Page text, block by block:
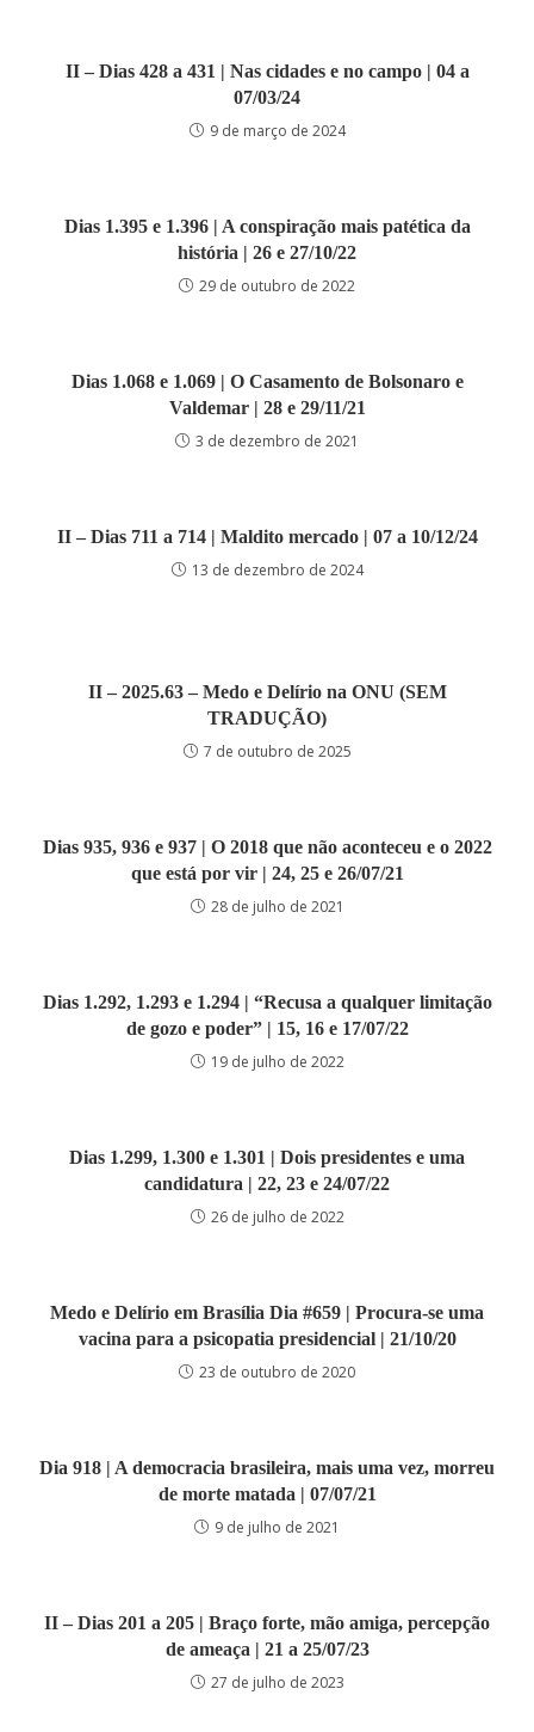
II – Dias 428 a 431 | Nas cidades e no campo | 04 a
07/03/24
9 de março de 2024
Dias 1.395 e 1.396 | A conspiração mais patética da
história | 26 e 27/10/22
29 de outubro de 2022
Dias 1.068 e 1.069 | O Casamento de Bolsonaro e
Valdemar | 28 e 29/11/21
3 de dezembro de 2021
II – Dias 711 a 714 | Maldito mercado | 07 a 10/12/24
13 de dezembro de 2024
II – 2025.63 – Medo e Delírio na ONU (SEM
TRADUÇÃO)
7 de outubro de 2025
Dias 935, 936 e 937 | O 2018 que não aconteceu e o 2022
que está por vir | 24, 25 e 26/07/21
28 de julho de 2021
Dias 1.292, 1.293 e 1.294 | “Recusa a qualquer limitação
de gozo e poder” | 15, 16 e 17/07/22
19 de julho de 2022
Dias 1.299, 1.300 e 1.301 | Dois presidentes e uma
candidatura | 22, 23 e 24/07/22
26 de julho de 2022
Medo e Delírio em Brasília Dia #659 | Procura-se uma
vacina para a psicopatia presidencial | 21/10/20
23 de outubro de 2020
Dia 918 | A democracia brasileira, mais uma vez, morreu
de morte matada | 07/07/21
9 de julho de 2021
II – Dias 201 a 205 | Braço forte, mão amiga, percepção
de ameaça | 21 a 25/07/23
27 de julho de 2023